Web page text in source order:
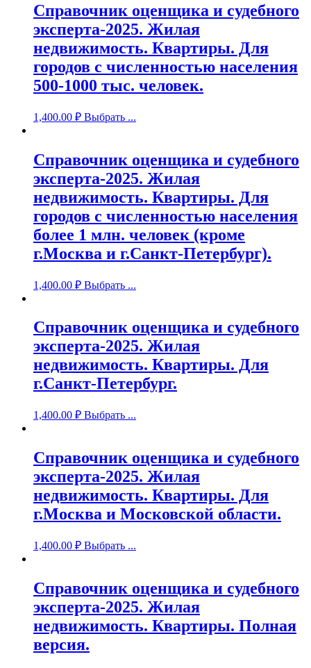
Справочник оценщика и судебного
эксперта-2025. Жилая
недвижимость. Квартиры. Для
городов с численностью населения
500-1000 тыс. человек.
1,400.00 ₽ Выбрать ...
Справочник оценщика и судебного
эксперта-2025. Жилая
недвижимость. Квартиры. Для
городов с численностью населения
более 1 млн. человек (кроме
г.Москва и г.Санкт-Петербург).
1,400.00 ₽ Выбрать ...
Справочник оценщика и судебного
эксперта-2025. Жилая
недвижимость. Квартиры. Для
г.Санкт-Петербург.
1,400.00 ₽ Выбрать ...
Справочник оценщика и судебного
эксперта-2025. Жилая
недвижимость. Квартиры. Для
г.Москва и Московской области.
1,400.00 ₽ Выбрать ...
Справочник оценщика и судебного
эксперта-2025. Жилая
недвижимость. Квартиры. Полная
версия.